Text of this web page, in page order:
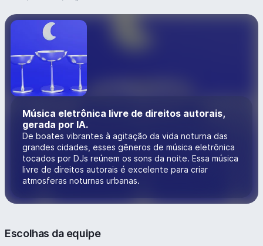
Música eletrônica livre de direitos autorais,
gerada por IA.
De boates vibrantes à agitação da vida noturna das
grandes cidades, esses gêneros de música eletrônica
tocados por DJs reúnem os sons da noite. Essa música
livre de direitos autorais é excelente para criar
atmosferas noturnas urbanas.
Escolhas da equipe